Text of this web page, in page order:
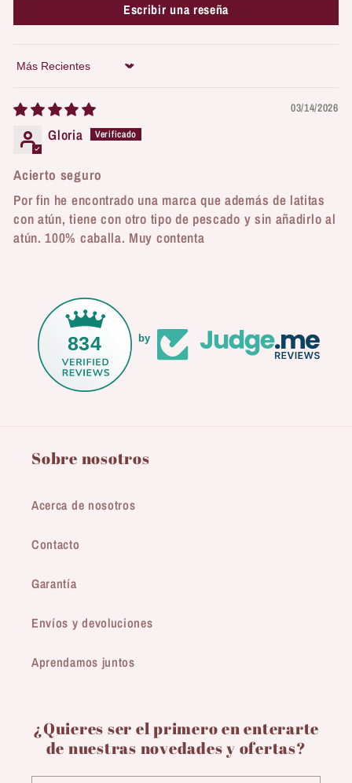
Escribir una reseña
Sort by
03/14/2026
Gloria
Acierto seguro
Por fin he encontrado una marca que además de latitas
con atún, tiene con otro tipo de pescado y sin añadirlo al
atún. 100% caballa. Muy contenta
834 by
Sobre nosotros
Acerca de nosotros
Contacto
Garantía
Envíos y devoluciones
Aprendamos juntos
¿Quieres ser el primero en enterarte
de nuestras novedades y ofertas?